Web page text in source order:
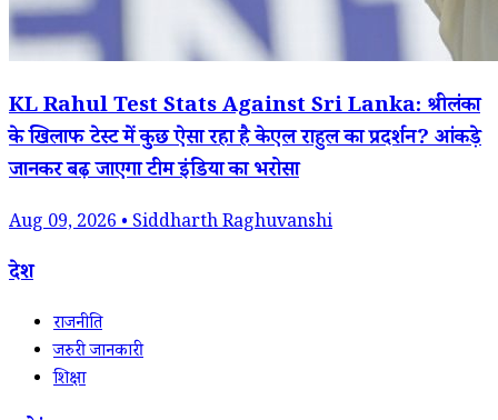
KL Rahul Test Stats Against Sri Lanka: श्रीलंका
के खिलाफ टेस्ट में कुछ ऐसा रहा है केएल राहुल का प्रदर्शन? आंकड़े
जानकर बढ़ जाएगा टीम इंडिया का भरोसा
Aug 09, 2026 • Siddharth Raghuvanshi
देश
राजनीति
जरुरी जानकारी
शिक्षा